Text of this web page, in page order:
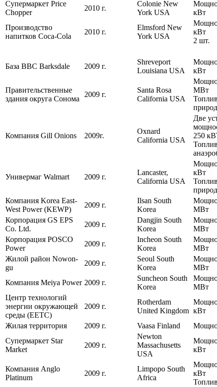
Супермаркет Price
Chopper
2010 г.
Colonie New
York USA
кВт
Производство
напитков Coca-Cola
2010 г.
Elmsford New
York USA
кВт
2 шт.
База ВВС Barksdale 2009 г.
Shreveport
Louisiana USA
кВт
Правительственные
здания округа Сонома
2009 г.
Santa Rosa
California USA
МВт
Компания Gill Onions 2009г.
Oxnard
California USA
Две
250
Универмаг Walmart 2009 г.
Lancaster,
California USA
кВт
Компания Korea East-
West Power (KEWP)
2009 г.
Ilsan South
Korea
МВт
Корпорация GS EPS
Co. Ltd.
2009 г.
Dangjin South
Korea
МВт
Корпорация POSCO
Power
2009 г.
Incheon South
Korea
МВт
Жилой район Nowon-
gu
2009 г.
Seoul South
Korea
МВт
Компания Meiya Power 2009 г.
Suncheon South
Korea
МВт
Центр технологий
энергии окружающей
среды (EETC)
2009 г.
Rotherdam
United Kingdom кВт
Жилая территория
2009 г. Vaasa Finland
Супермаркет Star
Market
2009 г.
Newton
Massachusetts
USA
кВт
Компания Anglo
Platinum
2009 г.
Limpopo South
Africa
кВт